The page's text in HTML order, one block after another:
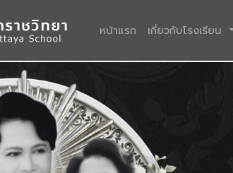
หน้าแรก (current)
เกี่ยวกับโรงเรียน